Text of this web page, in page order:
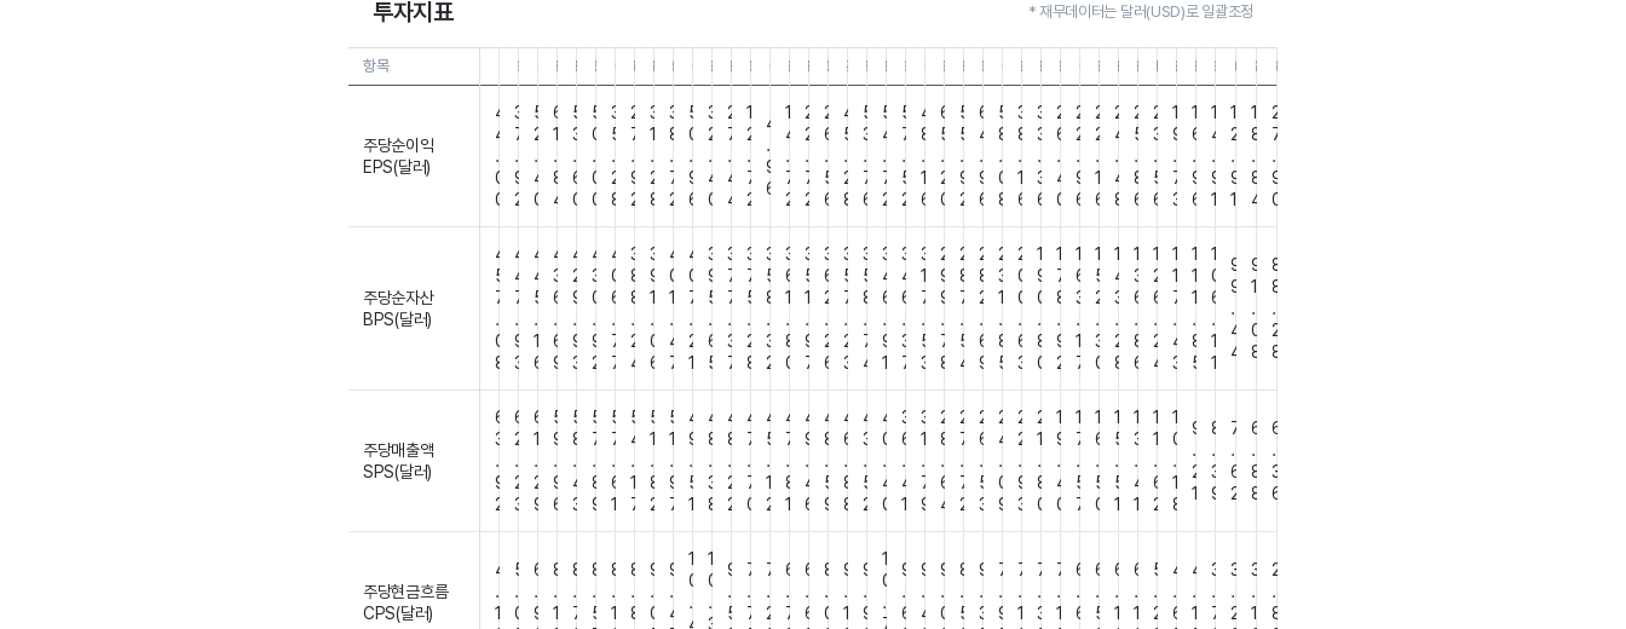
투자지표 * 재무데이터는 달러(USD)로 일괄조정
항목 26.03.3125.12.31
25.09.30
25.06.3025.03.3124.12.31
24.09.30
24.06.3024.03.3123.12.31
23.09.30
23.06.3023.03.3122.12.31
22.09.30
22.06.3022.03.3121.12.3121.09.3021.06.3021.03.3120.12.31
20.09.30
20.06.3020.03.3119.12.31
19.09.3019.06.3019.03.3118.12.31
18.09.3018.06.3018.03.3117.12.3117.09.3017.06.3017.03.3116.12.31
16.09.3016.06.30
주당순이익
EPS(달러)
4
4
.
0
0
3
7
.
9
2
5
2
.
4
0
6
1
.
8
4
5
3
.
6
0
5
0
.
0
0
3
5
.
2
8
2
7
.
9
2
3
1
.
2
8
3
8
.
7
2
5
0
.
9
6
3
2
.
4
0
2
7
.
4
4
1
2
.
7
2
4
.
9
6
1
4
.
7
2
2
2
.
7
2
2
6
.
5
6
4
5
.
2
8
5
3
.
7
6
5
4
.
7
2
5
7
.
5
2
4
8
.
1
6
6
5
.
2
0
5
5
.
9
2
6
4
.
9
6
5
8
.
0
8
3
8
.
1
6
3
3
.
3
6
2
6
.
4
0
2
2
.
9
6
2
2
.
1
6
2
4
.
4
8
2
5
.
8
6
2
3
.
5
6
1
9
.
7
3
1
6
.
9
6
1
4
.
9
1
1
2
.
9
1
1
8
.
8
4
2
7
.
9
0
주당순자산
BPS(달러)
4
5
7
.
0
8
4
4
7
.
9
3
4
4
5
.
1
6
4
3
6
.
6
9
4
2
9
.
9
3
4
3
0
.
9
2
4
0
6
.
7
7
3
8
8
.
2
4
3
9
1
.
0
6
4
0
1
.
4
7
4
0
7
.
2
1
3
9
5
.
6
5
3
7
7
.
3
7
3
7
5
.
2
8
3
5
8
.
3
2
3
6
1
.
8
0
3
5
1
.
9
7
3
6
2
.
2
6
3
5
7
.
2
3
3
5
8
.
7
4
3
4
6
.
9
1
3
4
6
.
3
7
3
1
7
.
5
3
2
9
9
.
7
8
2
8
7
.
5
4
2
8
2
.
6
9
2
3
1
.
8
5
2
0
0
.
6
3
1
9
0
.
8
0
1
7
8
.
9
2
1
6
3
.
1
7
1
5
2
.
3
0
1
4
3
.
2
8
1
3
6
.
8
6
1
2
6
.
2
4
1
1
7
.
4
3
1
1
1
.
8
5
1
0
6
.
1
1
9
9
.
4
4
9
1
.
0
8
8
8
.
2
8
주당매출액
SPS(달러)
6
3
.
9
2
6
2
.
2
3
6
1
.
2
9
5
9
.
9
6
5
8
.
4
3
5
7
.
8
9
5
7
.
6
1
5
4
.
1
7
5
1
.
8
2
5
1
.
9
7
4
9
.
5
1
4
8
.
3
8
4
8
.
2
2
4
7
.
7
0
4
5
.
1
2
4
7
.
8
1
4
9
.
4
6
4
8
.
5
9
4
6
.
8
8
4
3
.
5
2
4
0
.
4
0
3
6
.
4
1
3
1
.
7
9
2
8
.
6
4
2
7
.
7
2
2
6
.
5
3
2
4
.
0
9
2
2
.
9
3
2
1
.
8
0
1
9
.
4
0
1
7
.
5
7
1
6
.
5
0
1
5
.
5
1
1
3
.
4
1
1
1
.
6
2
1
0
.
1
8
9
.
2
1
8
.
3
9
7
.
6
2
6
.
8
8
6
.
3
6
주당현금흐름
CPS(달러)
4
.
1
5
.
0
6
.
9
8
.
1
8
.
7
8
.
5
8
.
1
8
.
8
9
.
0
9
.
4
1
0
.
4
1
0
.
3
9
.
5
7
.
7
7
.
2
6
.
7
6
.
6
8
.
0
9
.
1
9
.
9
1
0
.
7
9
.
6
9
.
4
9
.
0
8
.
5
9
.
3
7
.
9
7
.
1
7
.
3
7
.
1
6
.
6
6
.
5
6
.
1
6
.
1
5
.
2
4
.
6
4
.
1
3
.
7
3
.
2
3
.
1
2
.
8